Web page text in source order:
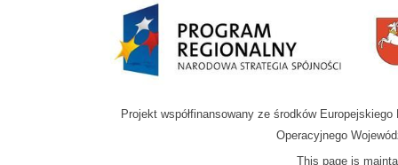
Projekt współfinansowany ze środków
Operacyjnego
This page is